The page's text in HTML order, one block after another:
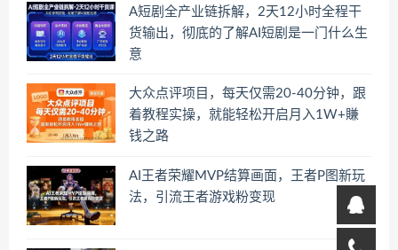
A短剧全产业链拆解，2天12小时全程干
货输出，彻底的了解AI短剧是一门什么生
意
大众点评项目，每天仅需20-40分钟，跟
着教程实操，就能轻松开启月入1W+賺
钱之路
AI王者荣耀MVP结算画面，王者P图新玩
法，引流王者游戏粉变现